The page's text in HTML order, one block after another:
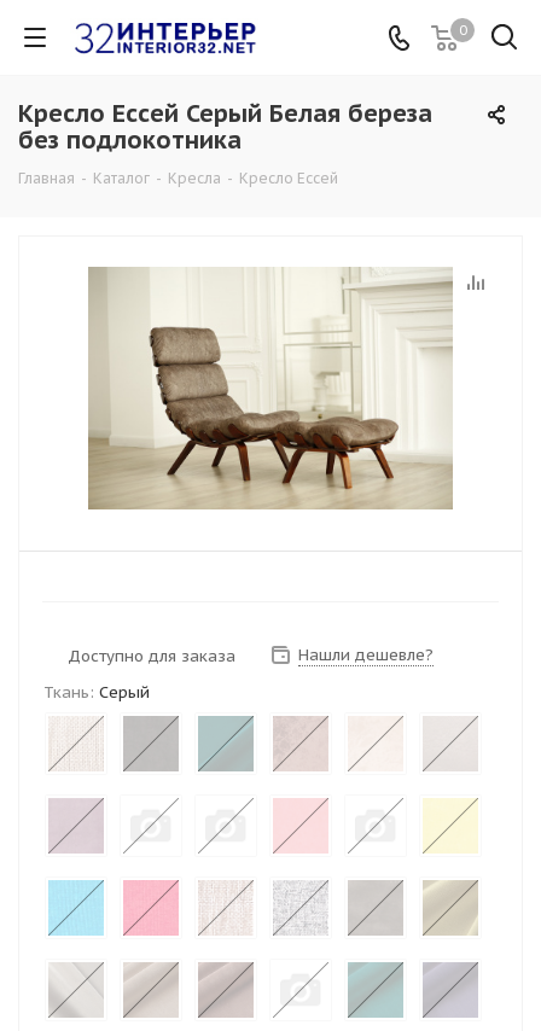
0
Кресло Ессей Серый Белая береза
без подлокотника
Главная - Каталог - Кресла - Кресло Ессей
Доступно для заказа
Нашли дешевле?
Ткань: Серый